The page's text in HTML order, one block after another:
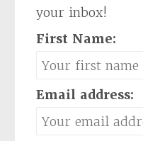
your inbox!
First Name:
Email address: